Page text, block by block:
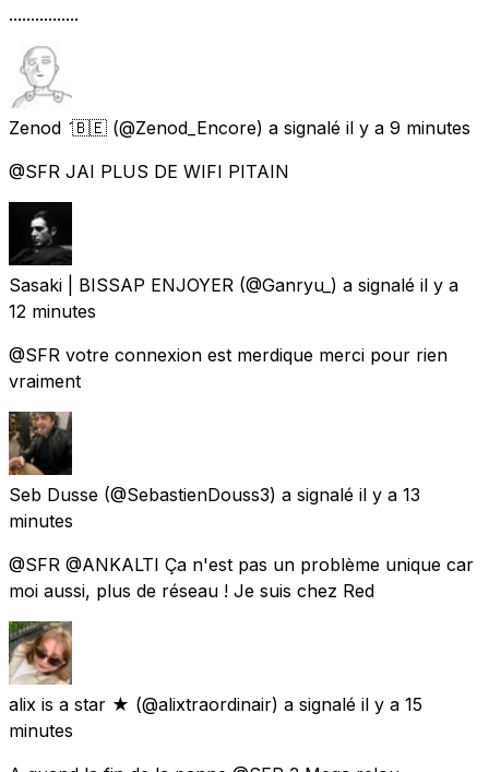
................
Zenod 🇧🇪 (@Zenod_Encore) a signalé il y a 9 minutes
@SFR JAI PLUS DE WIFI PITAIN
Sasaki | BISSAP ENJOYER (@Ganryu_) a signalé il y a
12 minutes
@SFR votre connexion est merdique merci pour rien
vraiment
Seb Dusse (@SebastienDouss3) a signalé il y a 13
minutes
@SFR @ANKALTI Ça n'est pas un problème unique car
moi aussi, plus de réseau ! Je suis chez Red
alix is a star ★ (@alixtraordinair) a signalé il y a 15
minutes